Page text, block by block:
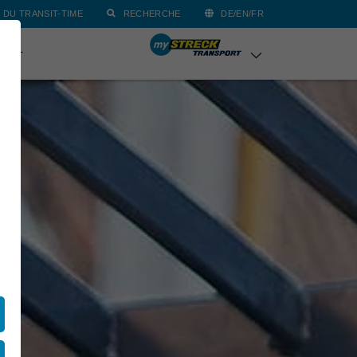
TRANSIT-TIME RECHERCHE DE/EN/FR